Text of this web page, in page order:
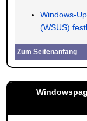
Windows-
(WSUS)
Zum Seitenanfang